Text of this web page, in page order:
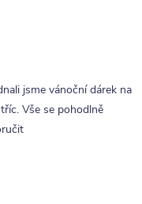
jsme vánoční dárek na
Vše se pohodlně